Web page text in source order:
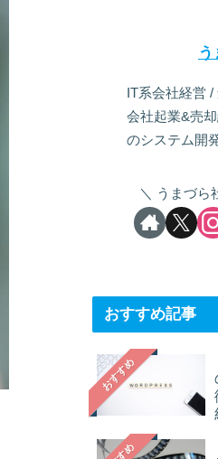
う
IT系会社経営
会社起業&売
のシステム開
うまづら
おすすめ記事
おすすめ